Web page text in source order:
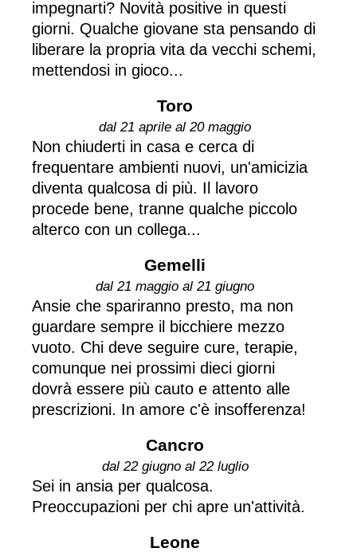
impegnarti? Novità positive in questi
giorni. Qualche giovane sta pensando di
liberare la propria vita da vecchi schemi,
mettendosi in gioco...
Toro
dal 21 aprile al 20 maggio
Non chiuderti in casa e cerca di
frequentare ambienti nuovi, un'amicizia
diventa qualcosa di più. Il lavoro
procede bene, tranne qualche piccolo
alterco con un collega...
Gemelli
dal 21 maggio al 21 giugno
Ansie che spariranno presto, ma non
guardare sempre il bicchiere mezzo
vuoto. Chi deve seguire cure, terapie,
comunque nei prossimi dieci giorni
dovrà essere più cauto e attento alle
prescrizioni. In amore c'è insofferenza!
Cancro
dal 22 giugno al 22 luglio
Sei in ansia per qualcosa.
Preoccupazioni per chi apre un'attività.
Leone